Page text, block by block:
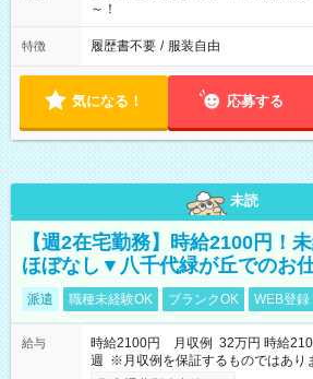
～！
特徴 履歴書不要 / 服装自由
気になる！ 応募する
未読
【週2在宅勤務】時給2100円！
ほぼなし▼八千代緑が丘でのお
派遣 職種未経験OK ブランクOK WEB登
給与
時給2100円 月収例 32万円 時給
週 ※月収例を保証するものではあり